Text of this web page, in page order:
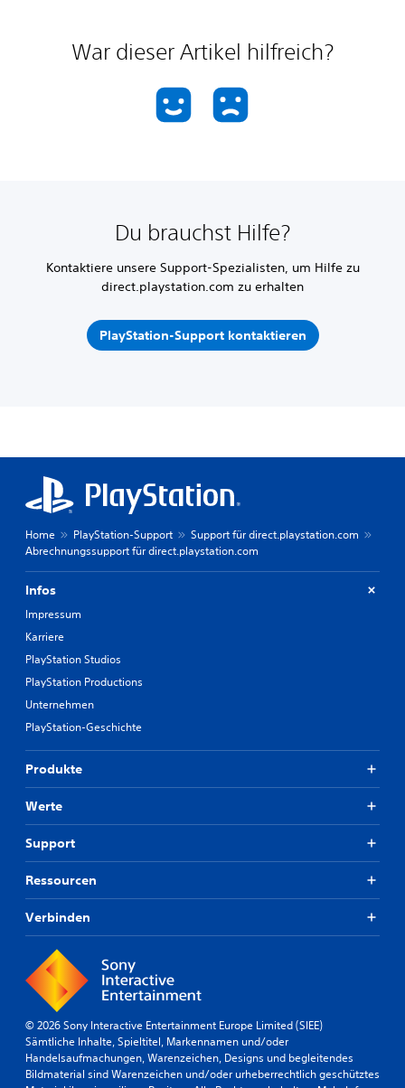
War dieser Artikel hilfreich?
Du brauchst Hilfe?
Kontaktiere unsere Support-Spezialisten, um Hilfe zu
direct.playstation.com zu erhalten
PlayStation-Support kontaktieren
Home PlayStation-Support
Support für direct.playstation.com
Abrechnungssupport für direct.playstation.com
Infos
Impressum
Karriere
PlayStation Studios
PlayStation Productions
Unternehmen
PlayStation-Geschichte
Produkte
Werte
Support
Ressourcen
Verbinden
© 2026 Sony Interactive Entertainment Europe Limited (SIEE)
Sämtliche Inhalte, Spieltitel, Markennamen und/oder
Handelsaufmachungen, Warenzeichen, Designs und begleitendes
Bildmaterial sind Warenzeichen und/oder urheberrechtlich geschütztes